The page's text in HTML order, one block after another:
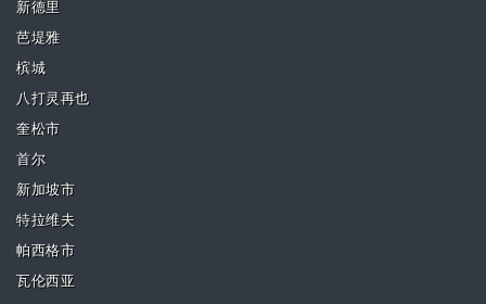
新德里
芭堤雅
槟城
八打灵再也
奎松市
首尔
新加坡市
特拉维夫
帕西格市
瓦伦西亚